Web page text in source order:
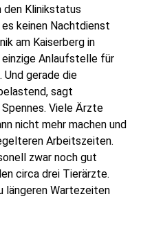
den Klinikstatus
keinen Nachtdienst
am Kaiserberg in
einzige Anlaufstelle für
gerade die
sagt
Viele Ärzte
nicht mehr machen und
Arbeitszeiten.
zwar noch gut
circa drei Tierärzte.
längeren Wartezeiten